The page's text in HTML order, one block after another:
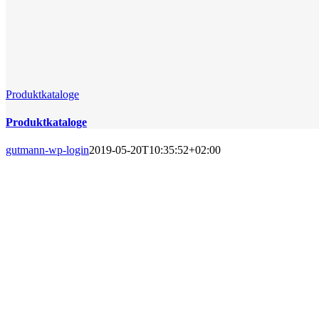
Produktkataloge
Produktkataloge
gutmann-wp-login2019-05-20T10:35:52+02:00